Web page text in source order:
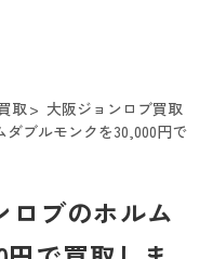
取
大阪ジョンロブ買取
ブルモンクを30,000円で
ロブのホルム